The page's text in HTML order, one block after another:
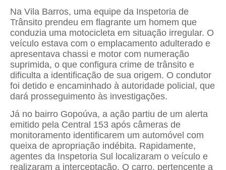
Na Vila Barros, uma equipe da Inspetoria de
Trânsito prendeu em flagrante um homem que
conduzia uma motocicleta em situação irregular. O
veículo estava com o emplacamento adulterado e
apresentava chassi e motor com numeração
suprimida, o que configura crime de trânsito e
dificulta a identificação de sua origem. O condutor
foi detido e encaminhado à autoridade policial, que
dará prosseguimento às investigações.
Já no bairro Gopoúva, a ação partiu de um alerta
emitido pela Central 153 após câmeras de
monitoramento identificarem um automóvel com
queixa de apropriação indébita. Rapidamente,
agentes da Inspetoria Sul localizaram o veículo e
realizaram a interceptação. O carro, pertencente a